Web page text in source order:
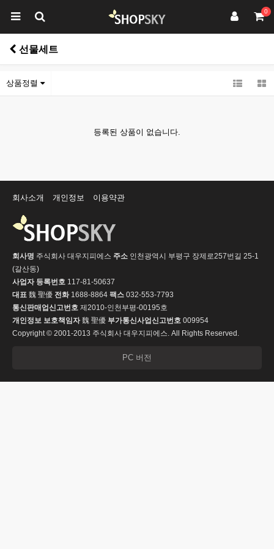
0
선물세트
상품정렬
등록된 상품이 없습니다.
회사소개 개인정보 이용약관
회사명 주식회사 대우지피에스 주소 인천광역시 부평구 장제로257번길 25-1
(갈산동)
사업자 등록번호 117-81-50637
대표 魏 聖優 전화1688-8864 팩스 032-553-7793
통신판매업신고번호 제2010-인천부평-00195호
개인정보 보호책임자魏 聖優 부가통신사업신고번호 009954
Copyright © 2001-2013 주식회사 대우지피에스. All Rights Reserved.
PC 버전